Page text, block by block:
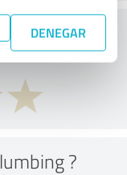
DENEGAR
precio?
?